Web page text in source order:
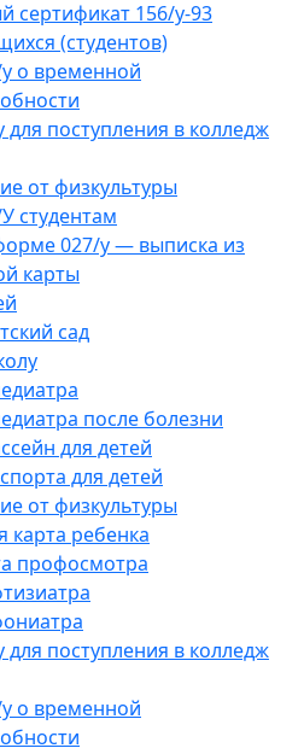
сертификат 156/у-93
(студентов)
о временной
для поступления в колледж
от физкультуры
студентам
027/у — выписка из
карты
сад
после болезни
для детей
для детей
от физкультуры
карта ребенка
профосмотра
для поступления в колледж
о временной